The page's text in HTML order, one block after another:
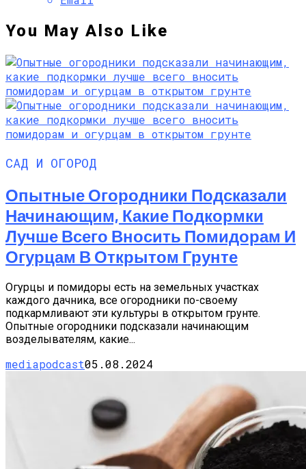
You May Also Like
САД И ОГОРОД
Опытные Огородники Подсказали
Начинающим, Какие Подкормки
Лучше Всего Вносить Помидорам И
Огурцам В Открытом Грунте
Огурцы и помидоры есть на земельных участках
каждого дачника, все огородники по-своему
подкармливают эти культуры в открытом грунте.
Опытные огородники подсказали начинающим
возделывателям, какие...
mediapodcast05.08.2024